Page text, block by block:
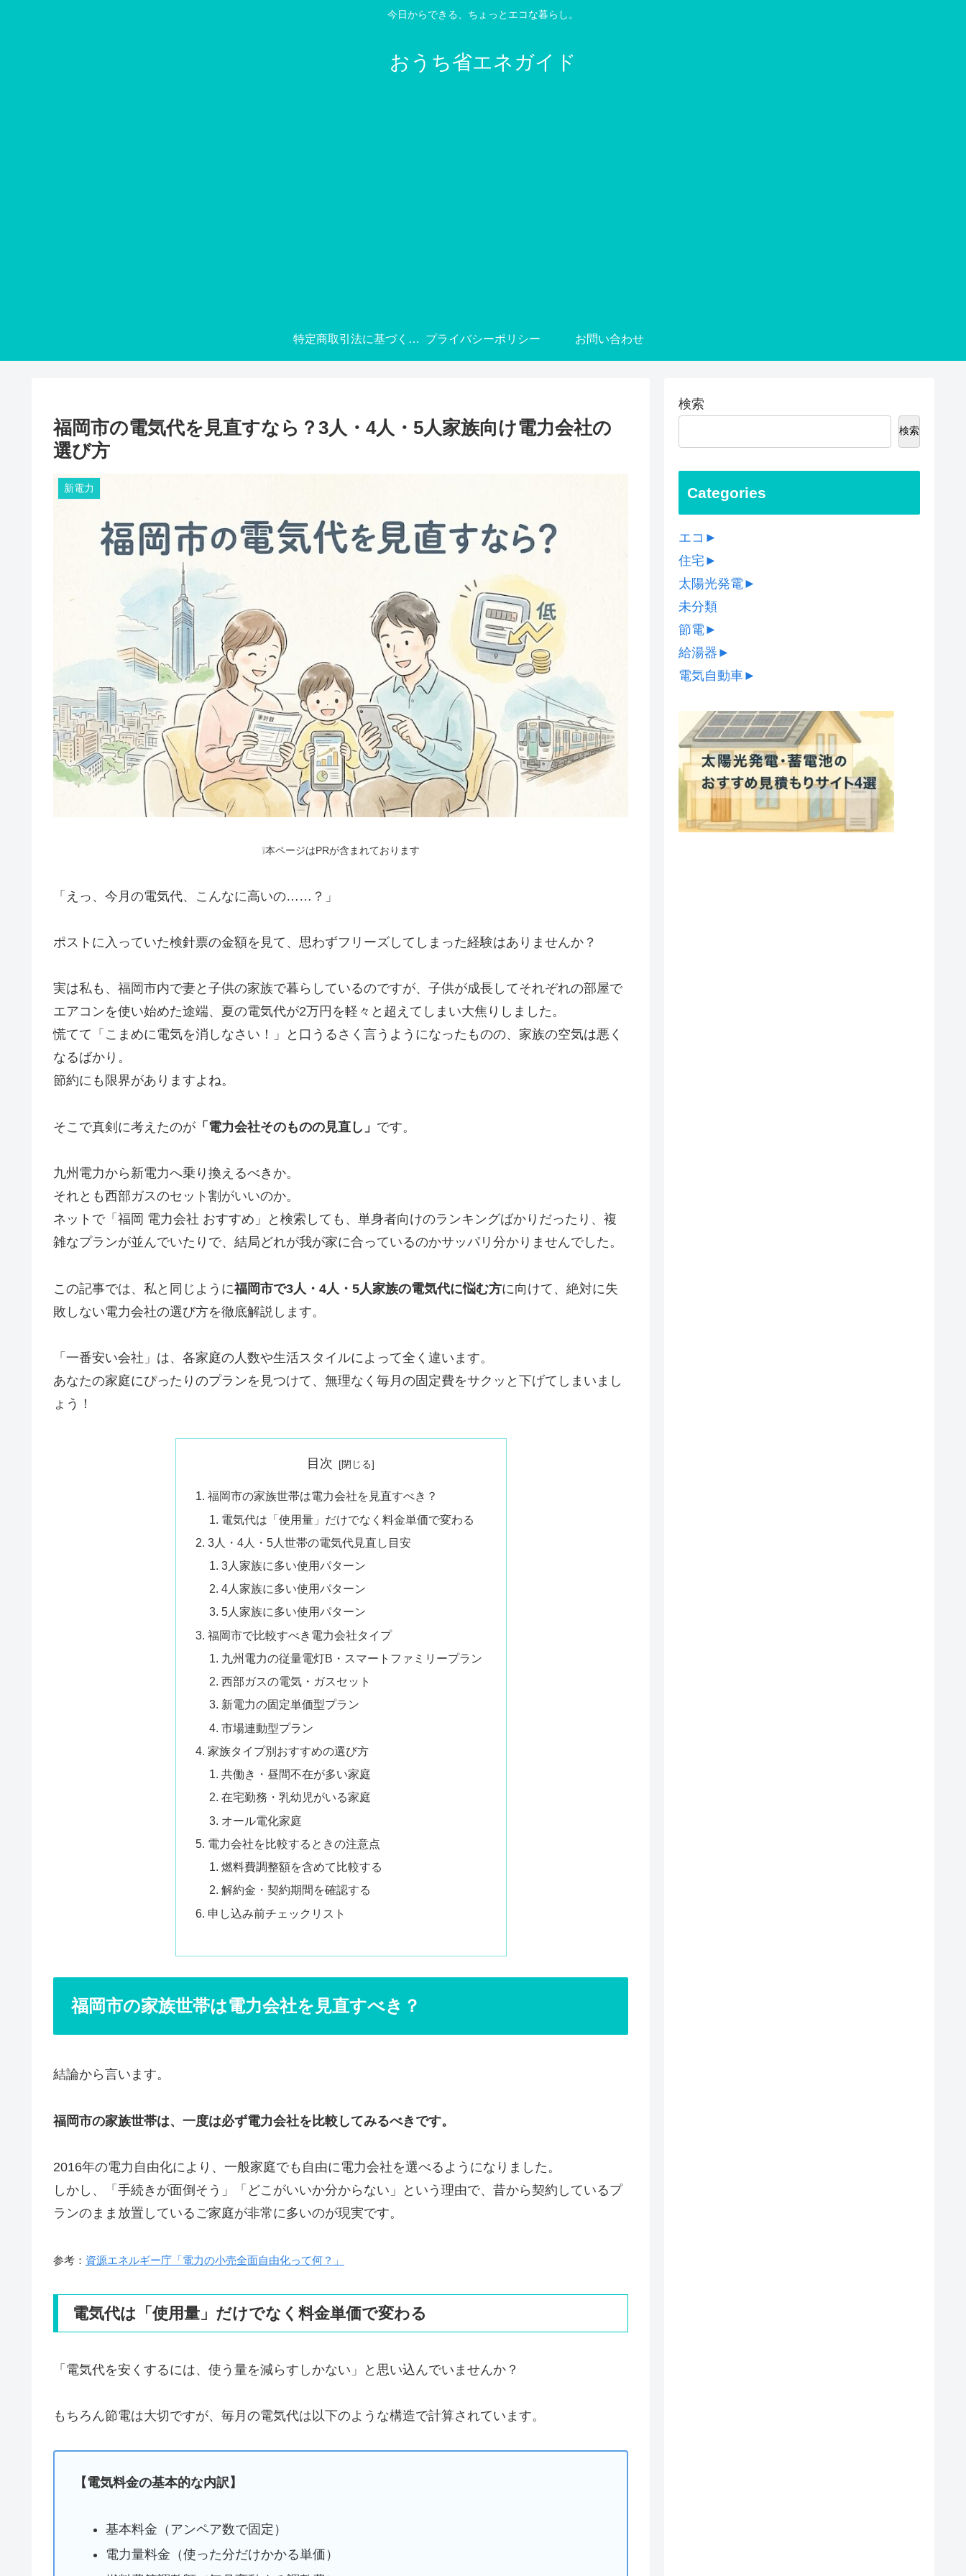
今日からできる、ちょっとエコな暮らし。
おうち省エネガイド
特定商取引法に基づく表記 プライバシーポリシー お問い合わせ
福岡市の電気代を見直すなら？3人・4人・5人家族向け電力会社の
選び方
新電力
❕本ページはPRが含まれております
「えっ、今月の電気代、こんなに高いの……？」
ポストに入っていた検針票の金額を見て、思わずフリーズしてしまった経験はありませんか？
実は私も、福岡市内で妻と子供の家族で暮らしているのですが、子供が成長してそれぞれの部屋で
エアコンを使い始めた途端、夏の電気代が2万円を軽々と超えてしまい大焦りしました。
慌てて「こまめに電気を消しなさい！」と口うるさく言うようになったものの、家族の空気は悪く
なるばかり。
節約にも限界がありますよね。
そこで真剣に考えたのが 「電力会社そのものの見直し」 です。
九州電力から新電力へ乗り換えるべきか。
それとも西部ガスのセット割がいいのか。
ネットで「福岡 電力会社 おすすめ」と検索しても、単身者向けのランキングばかりだったり、複
雑なプランが並んでいたりで、結局どれが我が家に合っているのかサッパリ分かりませんでした。
この記事では、私と同じように福岡市で3人・4人・5人家族の電気代に悩む方に向けて、絶対に失
敗しない電力会社の選び方を徹底解説します。
「一番安い会社」は、各家庭の人数や生活スタイルによって全く違います。
あなたの家庭にぴったりのプランを見つけて、無理なく毎月の固定費をサクッと下げてしまいまし
ょう！
目次
福岡市の家族世帯は電力会社を見直すべき？
電気代は「使用量」だけでなく料金単価で変わる
3人・4人・5人世帯の電気代見直し目安
3人家族に多い使用パターン
4人家族に多い使用パターン
5人家族に多い使用パターン
福岡市で比較すべき電力会社タイプ
九州電力の従量電灯B・スマートファミリープラン
西部ガスの電気・ガスセット
新電力の固定単価型プラン
市場連動型プラン
家族タイプ別おすすめの選び方
共働き・昼間不在が多い家庭
在宅勤務・乳幼児がいる家庭
オール電化家庭
電力会社を比較するときの注意点
燃料費調整額を含めて比較する
解約金・契約期間を確認する
申し込み前チェックリスト
福岡市の家族世帯は電力会社を見直すべき？
結論から言います。
福岡市の家族世帯は、一度は必ず電力会社を比較してみるべきです。
2016年の電力自由化により、一般家庭でも自由に電力会社を選べるようになりました。
しかし、「手続きが面倒そう」「どこがいいか分からない」という理由で、昔から契約しているプ
ランのまま放置しているご家庭が非常に多いのが現実です。
参考： 資源エネルギー庁「電力の小売全面自由化って何？」
電気代は「使用量」だけでなく料金単価で変わる
「電気代を安くするには、使う量を減らすしかない」と思い込んでいませんか？
もちろん節電は大切ですが、毎月の電気代は以下のような構造で計算されています。
【電気料金の基本的な内訳】
基本料金（アンペア数で固定）
電力量料金（使った分だけかかる単価）
検索
検索
Categories
エコ ►
住宅 ►
太陽光発電►
未分類
節電►
給湯器 ►
電気自動車►